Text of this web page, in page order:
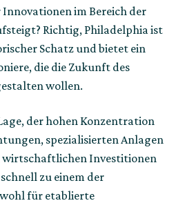
im Bereich der
Richtig, Philadelphia ist
Schatz und bietet ein
die die Zukunft des
wollen.
der hohen Konzentration
spezialisierten Anlagen
Investitionen
zu einem der
für etablierte